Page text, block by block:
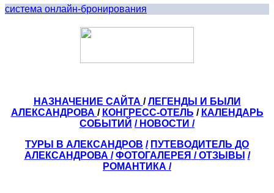
система онлайн-бронирования
НАЗНАЧЕНИЕ САЙТА /ЛЕГЕНДЫ И БЫЛИ
АЛЕКСАНДРОВА / КОНГРЕСС-ОТЕЛЬ / КАЛЕНДАРЬ
СОБЫТИЙ / НОВОСТИ /
ТУРЫ В АЛЕКСАНДРОВ / ПУТЕВОДИТЕЛЬ ДО
АЛЕКСАНДРОВА / ФОТОГАЛЕРЕЯ /ОТЗЫВЫ /
РОМАНТИКА /